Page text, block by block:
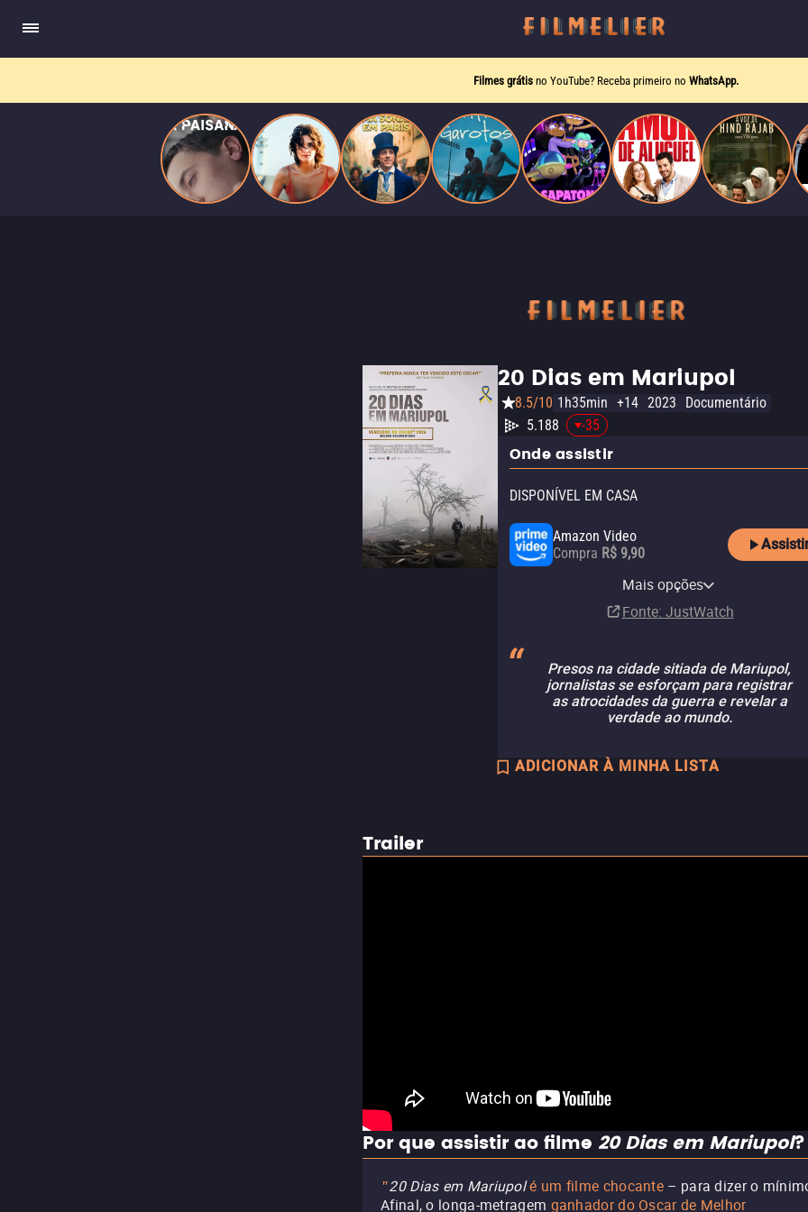
Filmes grátis no YouTube? Receba primeiro no WhatsApp.
20 Dias em Mariupol
8.5/10 1h35min +14 2023
Documentário
5.188
-35
Onde assistir
DISPONÍVEL EM CASA
Amazon Video
Compra R$ 9,90
Apple TV Store
R$ 4,90
Netflix
Assinatura
Netflix Standard with Ads
AssinaturaMais opções
Fonte: JustWatch
Presos na cidade sitiada de Mariupol,
jornalistas se esforçam para registrar
as atrocidades da guerra e revelar a
verdade ao mundo.
ADICIONAR À MINHA LISTA
Trailer
Por que assistir ao filme 20 Dias em Mariupol?
"20 Dias em Mariupolé um filme chocante – para dizer o
Afinal, o longa-metragem ganhador do Oscar de Melhor